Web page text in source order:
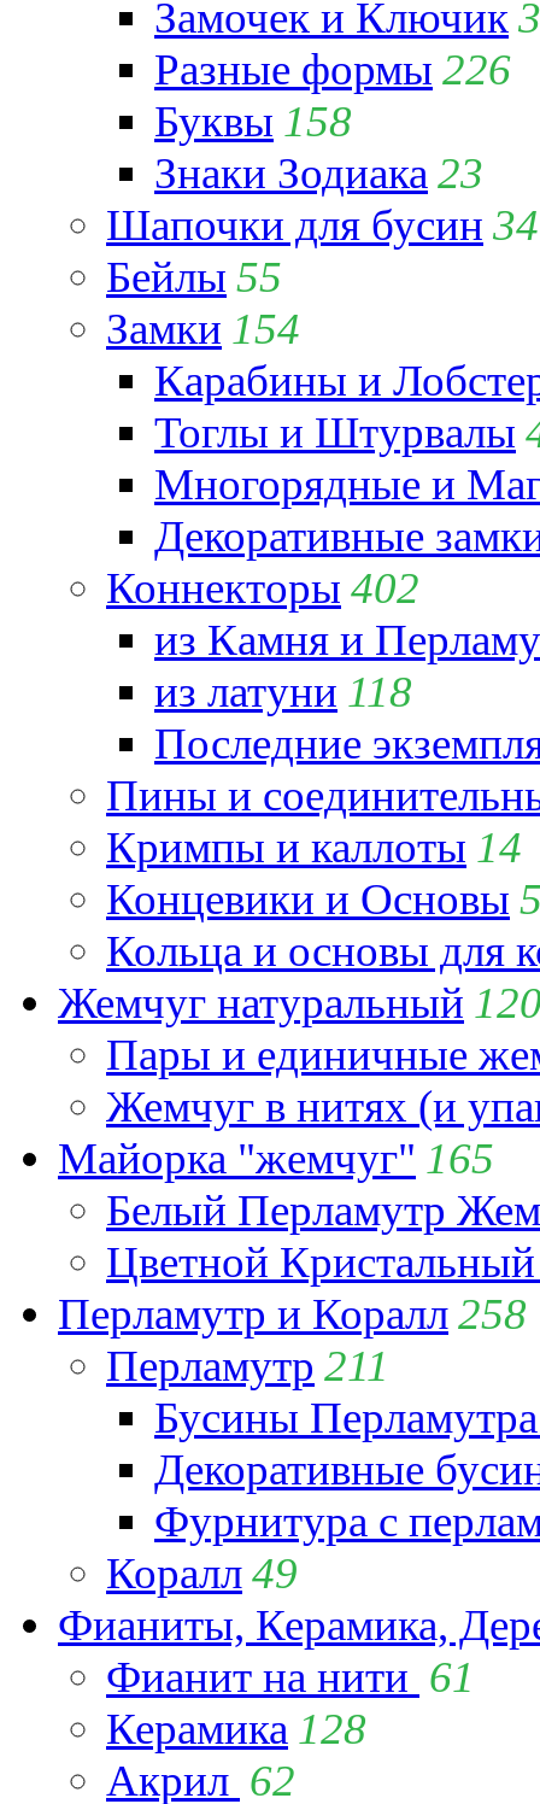
Замочек и Ключик
Разные формы 226
Буквы 158
Знаки Зодиака 23
Шапочки для бусин 34
Бейлы 55
Замки 154
Карабины и
Тоглы и Штурвалы
Многорядные и
Декоративные
Коннекторы 402
из Камня и
из латуни 118
Последние
Пины и
Кримпы и каллоты 14
Концевики и Основы
Кольца и основы для
Жемчуг натуральный
Пары и единичные
Жемчуг в нитях (и
Майорка "жемчуг" 165
Белый Перламутр
Цветной
Перламутр и Коралл258
Перламутр 211
Бусины
Декоративные
Фурнитура с
Коралл49
Фианиты, Керамика,
Фианит на нити 61
Керамика 128
Акрил 62